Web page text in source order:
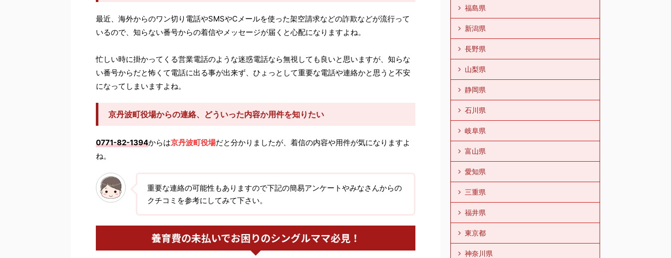
最近、海外からのワン切り電話やSMSやCメールを使った架空請求などの詐欺などが流行って
いるので、知らない番号からの着信やメッセージが届くと心配になりますよね。
忙しい時に掛かってくる営業電話のような迷惑電話なら無視しても良いと思いますが、知らな
い番号からだと怖くて電話に出る事が出来ず、ひょっとして重要な電話や連絡かと思うと不安
になってしまいますよね。
京丹波町役場からの連絡、どういった内容か用件を知りたい
0771-82-1394からは京丹波町役場だと分かりましたが、着信の内容や用件が気になりますよ
ね。
重要な連絡の可能性もありますので下記の簡易アンケートやみなさんからの
クチコミを参考にしてみて下さい。
養育費の未払いでお困りのシングルママ必見！
福島県
新潟県
長野県
山梨県
静岡県
石川県
岐阜県
富山県
愛知県
三重県
福井県
東京都
神奈川県